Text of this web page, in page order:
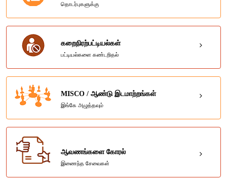
தொடர்புகளுக்கு
கறைநிரற்பட்டியல்கள்
பட்டியல்களை கண்டறிதல்
MISCO / ஆண்டு இடமாற்றங்கள்
இங்கே அழுத்தவும்
ஆவணங்களை கோரல்
இணைந்த சேவைகள்